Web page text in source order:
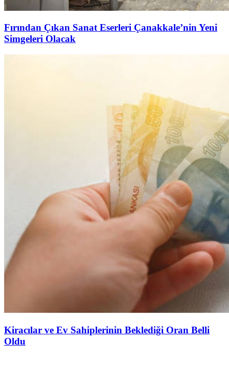
Fırından Çıkan Sanat Eserleri Çanakkale’nin Yeni
Simgeleri Olacak
Kiracılar ve Ev Sahiplerinin Beklediği Oran Belli
Oldu